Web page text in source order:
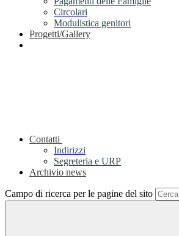
Circolari
Modulistica genitori
Progetti/Gallery
Contatti
Indirizzi
Segreteria e URP
Archivio news
Campo di ricerca per le pagine del sito